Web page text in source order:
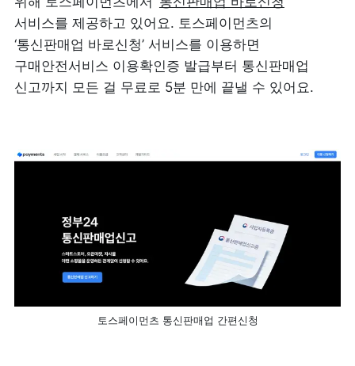
서비스를 제공하고 있어요. 토스페이먼츠의
‘통신판매업 바로신청’ 서비스를 이용하면
구매안전서비스 이용확인증 발급부터 통신판매업
신고까지 모든 걸 무료로 5분 만에 끝낼 수 있어요.
토스페이먼츠 통신판매업 간편신청